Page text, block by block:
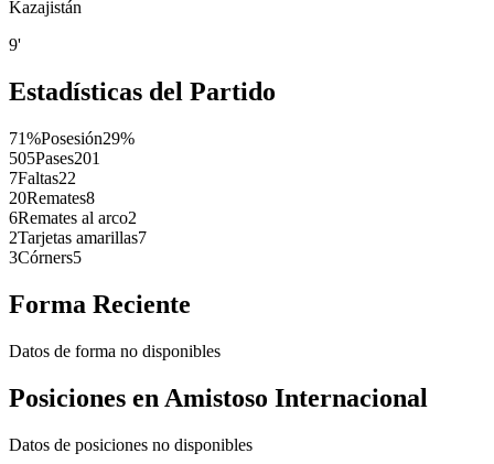
Kazajistán
9'
Estadísticas del Partido
71%Posesión29%
505Pases201
7Faltas22
20Remates8
6Remates al arco2
2Tarjetas amarillas7
3Córners5
Forma Reciente
Datos de forma no disponibles
Posiciones en Amistoso Internacional
Datos de posiciones no disponibles